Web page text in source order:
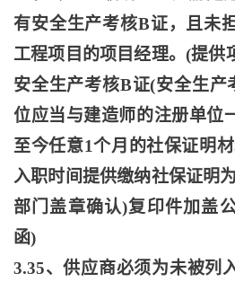
有安全生产考核B证，且未
工程项目的项目经理。(提供
安全生产考核B证(安全生产
位应当与建造师的注册单位
至今任意1个月的社保证明
入职时间提供缴纳社保证明
部门盖章确认)复印件加盖
函)
3.35、供应商必须为未被列